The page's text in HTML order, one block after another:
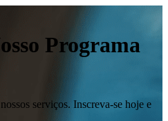
Programa
serviços. Inscreva-se hoje e